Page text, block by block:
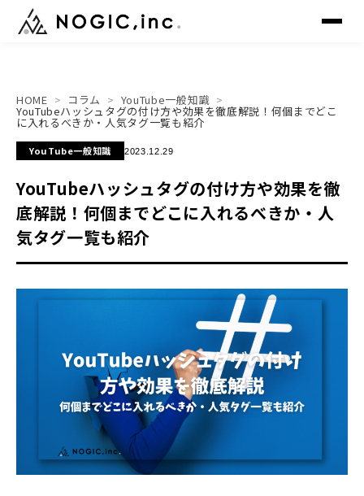
TOPトップ ▸
SERVICEサービス
WORKS 制作事例 ▸
MEMBERメンバー ▸
ニュース
COLUMNコラム
RECRUIT採用情報
HOME コラム YouTube一般知識
YouTubeハッシュタグの付け方や効果を徹底解説！何個までどこ
に入れるべきか・人気タグ一覧も紹介
YouTube一般知識 2023.12.29
YouTubeハッシュタグの付け方や効果を徹
底解説！何個までどこに入れるべきか・人
気タグ一覧も紹介